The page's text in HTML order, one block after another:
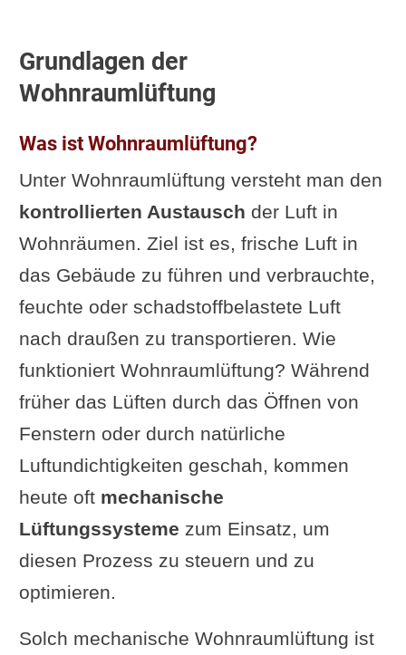
Wartungsarbeiten
Fehlerdiagnose und Behebung
Lebensdauer und Austausch
Vor- und Nachteile der
Nachrüstung einer
Wohnraumlüftung
Nachrüstung in
Bestandsgebäuden
Alternativen zur
Lüftungsanlage
Wohnraumlüftung und
Energieeffizienz
Beitrag zur Energieeinsparung
Wie beeinflusst die Lüftung
die Heizkosten?
Berechnungsbeispiele und
Ersparnis in der Praxis
Grundlagen der
Wohnraumlüftung
Was ist Wohnraumlüftung?
Unter Wohnraumlüftung versteht man den
kontrollierten Austausch der Luft in
Wohnräumen. Ziel ist es, frische Luft in
das Gebäude zu führen und verbrauchte,
feuchte oder schadstoffbelastete Luft
nach draußen zu transportieren. Wie
funktioniert Wohnraumlüftung? Während
früher das Lüften durch das Öffnen von
Fenstern oder durch natürliche
Luftundichtigkeiten geschah, kommen
heute oft mechanische
Lüftungssysteme zum Einsatz, um
diesen Prozess zu steuern und zu
optimieren.
Solch mechanische Wohnraumlüftung ist